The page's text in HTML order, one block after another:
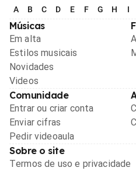
A B C D E F G H I
Músicas
Em alta
Estilos musicais
Novidades
Videos
Comunidade
Entrar ou criar conta
Enviar cifras
Pedir videoaula
Sobre o site
Termos de uso e privacidade